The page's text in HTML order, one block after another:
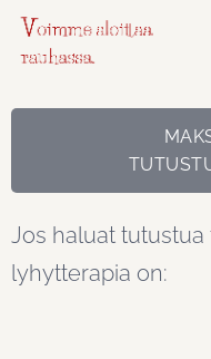
Jos haluat
lyhytterapia on: